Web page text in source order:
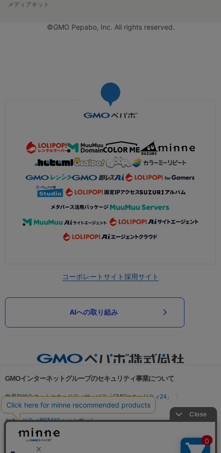
メディアキット
©GMO Pepabo, Inc. All rights reserved.
コーポレートサイト採用サイト
AIへの取り組み
GMOインターネットグループのセキュリティ事業について
世界初総合ネットセキュリティサービス「GMOセキュリティ24」
パスワード漏洩診断
Webサイトリスク診断
セキュリティ相談AIチャットボット
実在証明・盗聴対策